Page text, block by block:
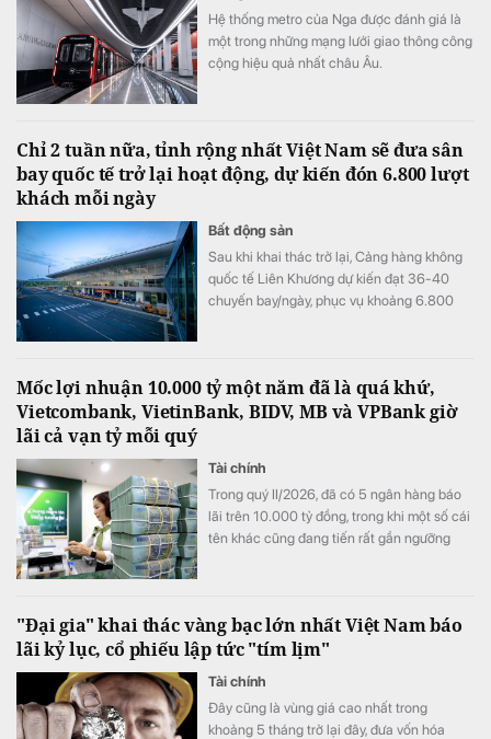
Hệ thống metro của Nga được đánh giá là
một trong những mạng lưới giao thông công
cộng hiệu quả nhất châu Âu.
Chỉ 2 tuần nữa, tỉnh rộng nhất Việt Nam sẽ đưa sân
bay quốc tế trở lại hoạt động, dự kiến đón 6.800 lượt
khách mỗi ngày
Bất động sản
Sau khi khai thác trở lại, Cảng hàng không
quốc tế Liên Khương dự kiến đạt 36-40
chuyến bay/ngày, phục vụ khoảng 6.800
Mốc lợi nhuận 10.000 tỷ một năm đã là quá khứ,
Vietcombank, VietinBank, BIDV, MB và VPBank giờ
lãi cả vạn tỷ mỗi quý
Tài chính
Trong quý II/2026, đã có 5 ngân hàng báo
lãi trên 10.000 tỷ đồng, trong khi một số cái
tên khác cũng đang tiến rất gần ngưỡng
"Đại gia" khai thác vàng bạc lớn nhất Việt Nam báo
lãi kỷ lục, cổ phiếu lập tức "tím lịm"
Tài chính
Đây cũng là vùng giá cao nhất trong
khoảng 5 tháng trở lại đây, đưa vốn hóa